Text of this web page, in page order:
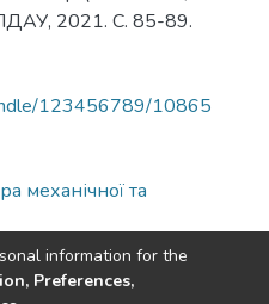
2021. С. 85-89.
123456789/10865
механічної та
information for the
Preferences,